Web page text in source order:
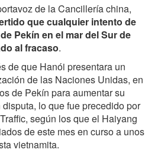
de la Cancillería china,
que cualquier intento de
Pekín en el mar del Sur de
al fracaso.
de que Hanói presentara un
de las Naciones Unidas, en
de Pekín para aumentar su
lo que fue precedido por
según los que el Haiyang
de este mes en curso a unos
vietnamita.